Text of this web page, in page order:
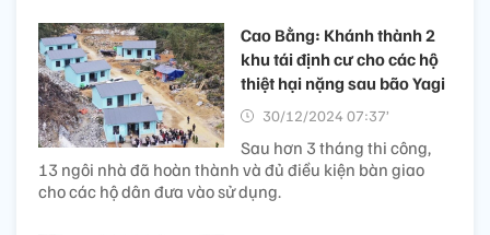
Cao Bằng: Khánh thành 2
khu tái định cư cho các hộ
thiệt hại nặng sau bão Yagi
30/12/2024 07:37’
Sau hơn 3 tháng thi công,
13 ngôi nhà đã hoàn thành và đủ điều kiện bàn giao
cho các hộ dân đưa vào sử dụng.